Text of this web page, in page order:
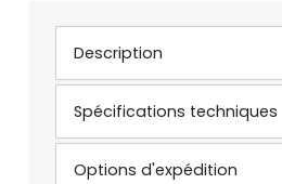
Description
Spécifications techniques
Options d'expédition